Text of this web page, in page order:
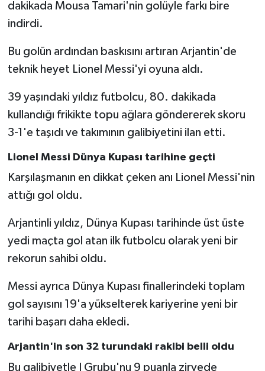
dakikada Mousa Tamari'nin golüyle farkı bire
indirdi.
Bu golün ardından baskısını artıran Arjantin'de
teknik heyet Lionel Messi'yi oyuna aldı.
39 yaşındaki yıldız futbolcu, 80. dakikada
kullandığı frikikte topu ağlara göndererek skoru
3-1'e taşıdı ve takımının galibiyetini ilan etti.
Lionel Messi Dünya Kupası tarihine geçti
Karşılaşmanın en dikkat çeken anı Lionel Messi'nin
attığı gol oldu.
Arjantinli yıldız, Dünya Kupası tarihinde üst üste
yedi maçta gol atan ilk futbolcu olarak yeni bir
rekorun sahibi oldu.
Messi ayrıca Dünya Kupası finallerindeki toplam
gol sayısını 19'a yükselterek kariyerine yeni bir
tarihi başarı daha ekledi.
Arjantin'in son 32 turundaki rakibi belli oldu
Bu galibiyetle J Grubu'nu 9 puanla zirvede